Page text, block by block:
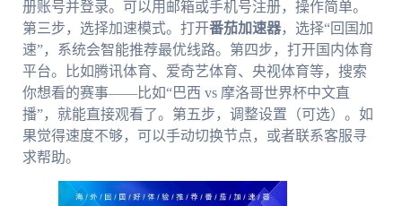
册账号并登录。可以用邮箱或手机号注册，操作简单。
第三步，选择加速模式。打开番茄加速器，选择“回国加
速”，系统会智能推荐最优线路。第四步，打开国内体育
平台。比如腾讯体育、爱奇艺体育、央视体育等，搜索
你想看的赛事——比如“巴西 vs 摩洛哥世界杯中文直
播”，就能直接观看了。第五步，调整设置（可选）。如
果觉得速度不够，可以手动切换节点，或者联系客服寻
求帮助。